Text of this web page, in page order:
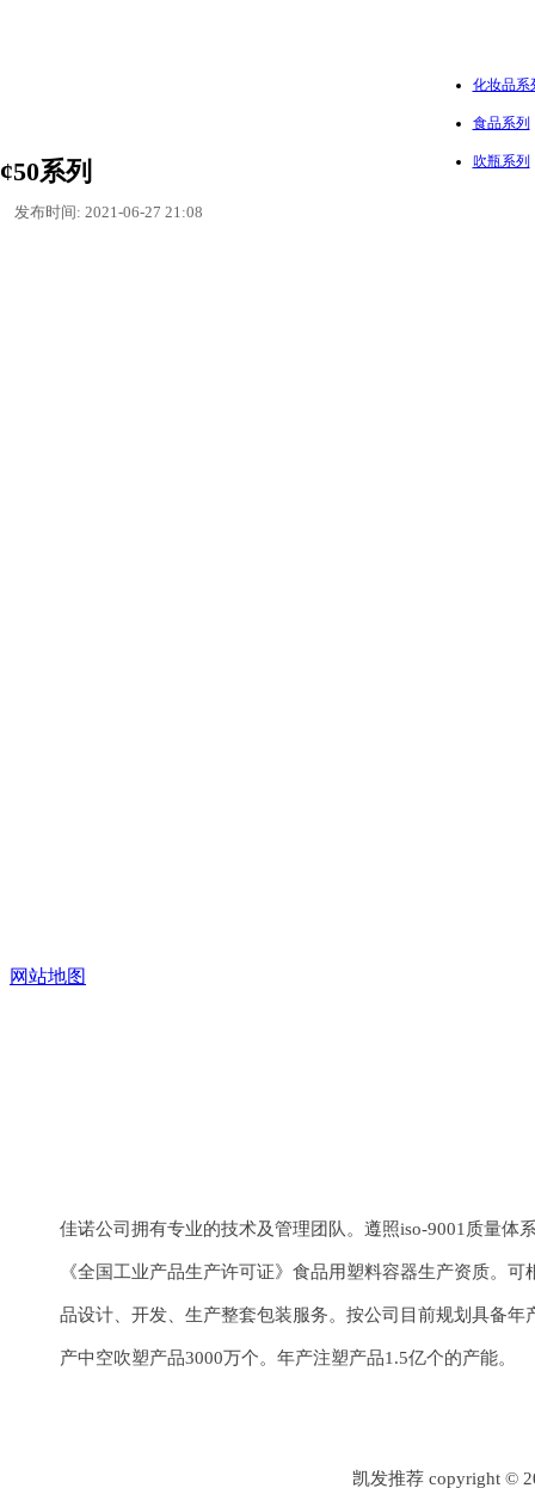
化妆品系
食品系列
吹瓶系列
¢50系列
发布时间: 2021-06-27 21:08
佳诺公司拥有专业的技术及管理团队。遵照iso-9001质量体
《全国工业产品生产许可证》食品用塑料容器生产资质。
品设计、开发、生产整套包装服务。按公司目前规划具备年
产中空吹塑产品3000万个。年产注塑产品1.5亿个的产能。
凯发推荐 copyright ©
网站地图